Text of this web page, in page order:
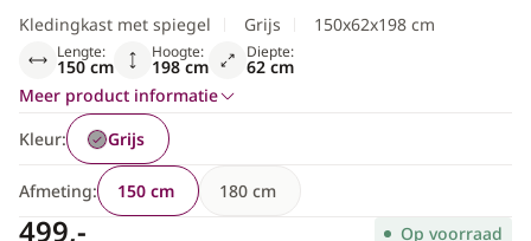
Kledingkast met spiegel Grijs 150x62x198 cm
Lengte:
150 cm
Hoogte:
198 cm
Diepte:
62 cm
Meer product informatie
Kleur:
Grijs
Afmeting: 150 cm 180 cm
499,- Op voorraad